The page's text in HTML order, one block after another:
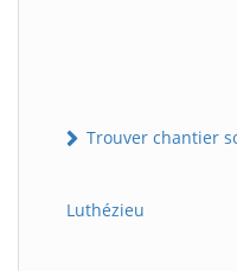
Trouver chantier
Luthézieu